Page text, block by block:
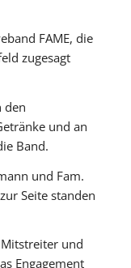
FAME, die
zugesagt
den
und an
Band.
und Fam.
Seite standen
und
Engagement